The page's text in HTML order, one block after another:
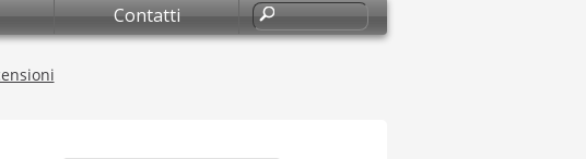
Contatti